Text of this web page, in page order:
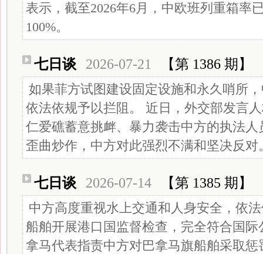
表示，截至2026年6月，中欧班列重箱率
100%。
七日谈 2026-07-21 【第 1386 期】
如果菲方试图建设固定设施和永久哨所
依法依规予以拦阻。 近日，外交部发言
仁爱礁蓄意挑衅、暴力袭击中方的执法
歪曲炒作，中方对此强烈不满和坚决反对
七日谈 2026-07-14 【第 1385 期】
中方高度重视水上交通和人身安全，依
船舶开展港口国监督检查，完全符合国
拿马代表指责中方对巴拿马旗船舶采取